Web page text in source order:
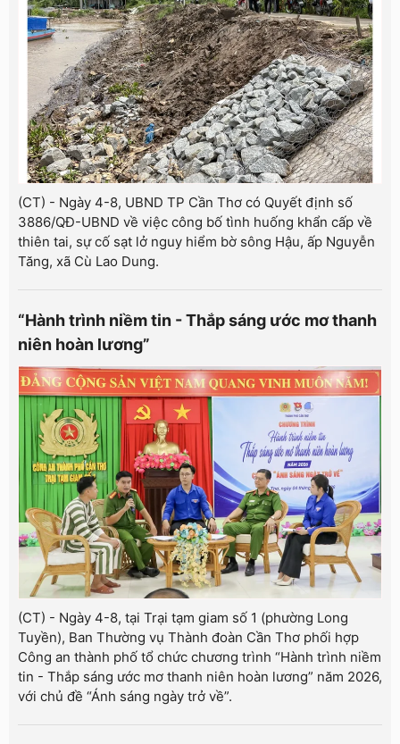
(CT) - Ngày 4-8, UBND TP Cần Thơ có Quyết định số
3886/QĐ-UBND về việc công bố tình huống khẩn cấp về
thiên tai, sự cố sạt lở nguy hiểm bờ sông Hậu, ấp Nguyễn
Tăng, xã Cù Lao Dung.
“Hành trình niềm tin - Thắp sáng ước mơ thanh
niên hoàn lương”
(CT) - Ngày 4-8, tại Trại tạm giam số 1 (phường Long
Tuyền), Ban Thường vụ Thành đoàn Cần Thơ phối hợp
Công an thành phố tổ chức chương trình “Hành trình niềm
tin - Thắp sáng ước mơ thanh niên hoàn lương” năm 2026,
với chủ đề “Ánh sáng ngày trở về”.